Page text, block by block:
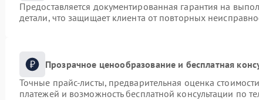
Предоставляется документированная гарантия на
детали, что защищает клиента от повторных
Прозрачное ценообразование и бесплатная
Точные прайс-листы, предварительная оценка
платежей и возможность бесплатной консультации по